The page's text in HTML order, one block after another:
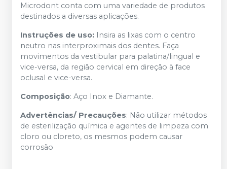
Microdont conta com uma variedade de produtos
destinados a diversas aplicações.
Instruções de uso: Insira as lixas com o centro
neutro nas interproximais dos dentes. Faça
movimentos da vestibular para palatina/lingual e
vice-versa, da região cervical em direção à face
oclusal e vice-versa.
Composição: Aço Inox e Diamante.
Advertências/ Precauções: Não utilizar métodos
de esterilização química e agentes de limpeza com
cloro ou cloreto, os mesmos podem causar
corrosão